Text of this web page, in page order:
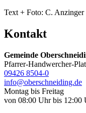
Text + Foto: C. Anzinger
Kontakt
Gemeinde
Pfarrer-Handwercher-
09426 8504-0
info@oberschneiding.de
Montag bis Freitag
von 08:00 Uhr bis 12:00